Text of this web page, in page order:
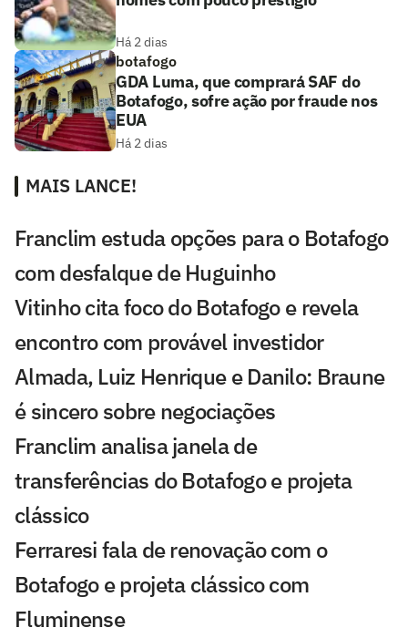
Há 2 dias
botafogo
GDA Luma, que comprará SAF do
Botafogo, sofre ação por fraude nos
EUA
Há 2 dias
MAIS LANCE!
Franclim estuda opções para o Botafogo
com desfalque de Huguinho
Vitinho cita foco do Botafogo e revela
encontro com provável investidor
Almada, Luiz Henrique e Danilo: Braune
é sincero sobre negociações
Franclim analisa janela de
transferências do Botafogo e projeta
clássico
Ferraresi fala de renovação com o
Botafogo e projeta clássico com
Fluminense